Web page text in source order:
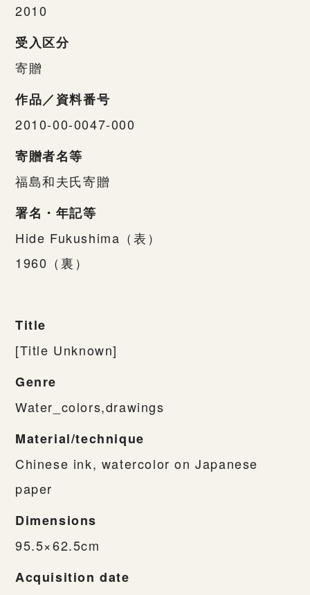
2010
受入区分
寄贈
作品／資料番号
2010-00-0047-000
寄贈者名等
福島和夫氏寄贈
署名・年記等
Hide Fukushima（表）
1960（裏）
Title
[Title Unknown]
Genre
Water_colors,drawings
Material/technique
Chinese ink, watercolor on Japanese
paper
Dimensions
95.5×62.5cm
Acquisition date